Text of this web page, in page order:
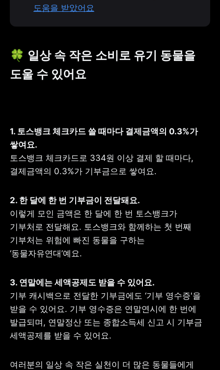
도움을 받았어요
🍀 일상 속 작은 소비로 유기 동물을
도울 수 있어요
1. 토스뱅크 체크카드 쓸 때마다 결제금액의 0.3%가
토스뱅크 체크카드로 334원 이상 결제 할 때마다,
결제금액의 0.3%가 기부금으로 쌓여요.
2. 한 달에 한 번 기부금이 전달돼요.
이렇게 모인 금액은 한 달에 한 번 토스뱅크가
기부처로 전달해요. 토스뱅크와 함께하는 첫 번째
기부처는 위험에 빠진 동물을 구하는
‘동물자유연대’예요.
기부 캐시백으로 전달한 기부금에도 ‘기부 영수증'을
받을 수 있어요. 기부 영수증은 연말연시에 한 번에
발급되며, 연말정산 또는 종합소득세 신고 시 기부금
세액공제를 받을 수 있어요.
여러분의 일상 속 작은 실천이 더 많은 동물들에게